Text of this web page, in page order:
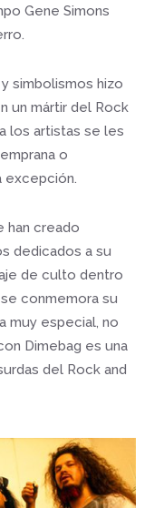
Gene Simons
simbolismos hizo
un mártir del Rock
los artistas se les
o
excepción.
han creado
dedicados a su
de culto dentro
conmemora su
muy especial, no
Dimebag es una
del Rock and